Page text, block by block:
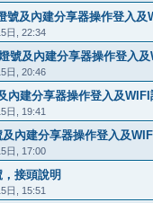
號及內建分享器操作登入及
日, 22:34
號及內建分享器操作登入
日, 20:46
內建分享器操作登入及WIFI
日, 19:41
內建分享器操作登入及
日, 17:00
接頭說明
日, 15:51